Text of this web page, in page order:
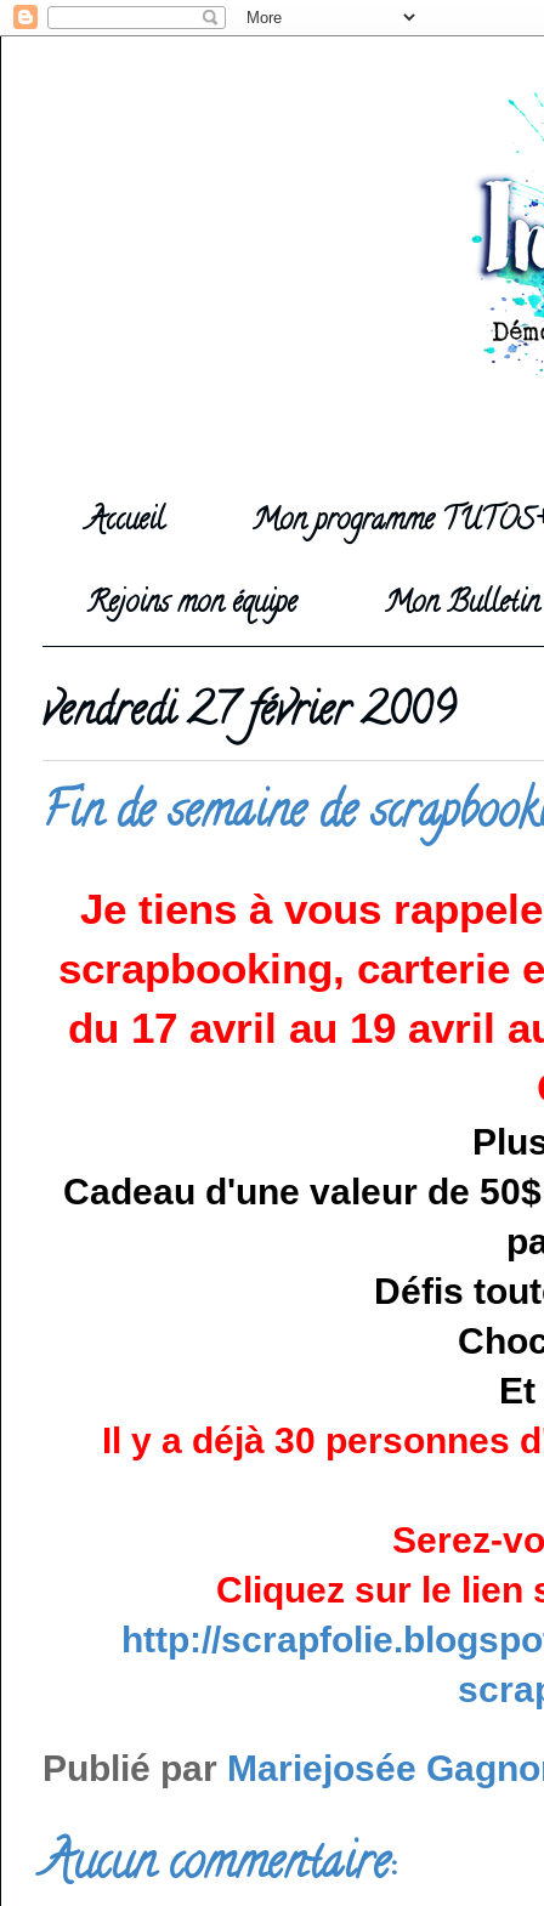
Accueil
Mon programme
Rejoins mon équipe
Mon
vendredi 27 février 2009
Fin de semaine de
Je tiens à vous
scrapbooking, carterie
du 17 avril au 19 avril
Cadeau d'une valeur de
Défis
Il y a déjà 30 personnes
Serez-
Cliquez sur le lien
http://
Publié par Mariejosée
Aucun commentaire: